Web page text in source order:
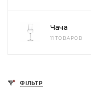
Чача
11 ТОВАРОВ
ФІЛЬТР